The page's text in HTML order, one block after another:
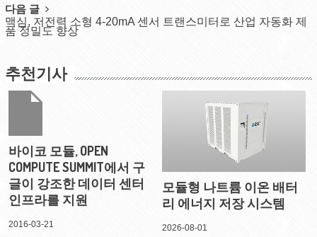
다음 글
맥심, 저전력 소형 4-20mA 센서 트랜스미터로 산업 자동화 제
품 정밀도 향상
추천기사
바이코 모듈, OPEN
COMPUTE SUMMIT에서 구
글이 강조한 데이터 센터
인프라를 지원
2016-03-21
모듈형 나트륨 이온 배터
리 에너지 저장 시스템
2026-08-01